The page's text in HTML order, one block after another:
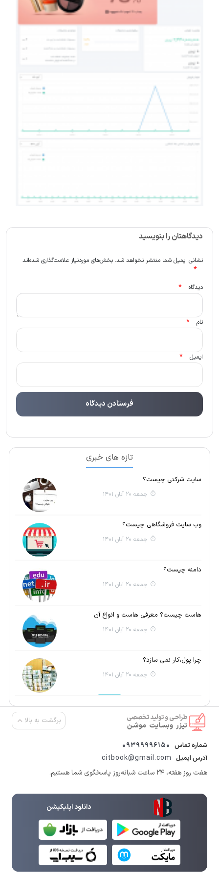
دیدگاهتان را بنویسید
نشانی ایمیل شما منتشر نخواهد شد. بخش‌های موردنیاز علامت‌گذاری شده‌اند
*
دیدگاه *
نام *
ایمیل *
تازه های خبری
سایت شرکتی چیست؟
جمعه 20 آبان 1401
وب سایت فروشگاهی چیست؟
جمعه 20 آبان 1401
دامنه چیست؟
جمعه 20 آبان 1401
هاست چیست؟ معرفی هاست و انواع آن
جمعه 20 آبان 1401
چرا پول،کار نمی سازد؟
جمعه 20 آبان 1401
برگشت به بالا
شماره تماس 09399996150
آدرس ایمیل citbook@gmail.com
هفت روز هفته، ۲۴ ساعت شبانه‌روز پاسخگوی شما هستیم.
دانلود اپلیکیشن